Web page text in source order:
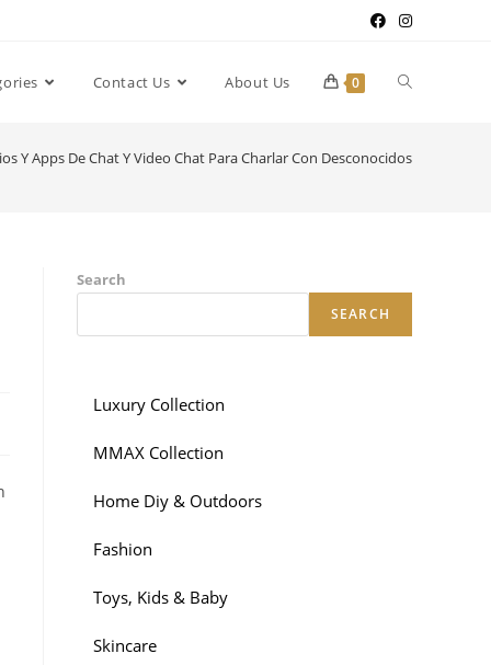
Contact Us About Us 0
Y Apps De Chat Y Video Chat Para Charlar Con Desconocidos
Search
SEARCH
Luxury Collection
MMAX Collection
Home Diy & Outdoors
Fashion
Toys, Kids & Baby
Skincare